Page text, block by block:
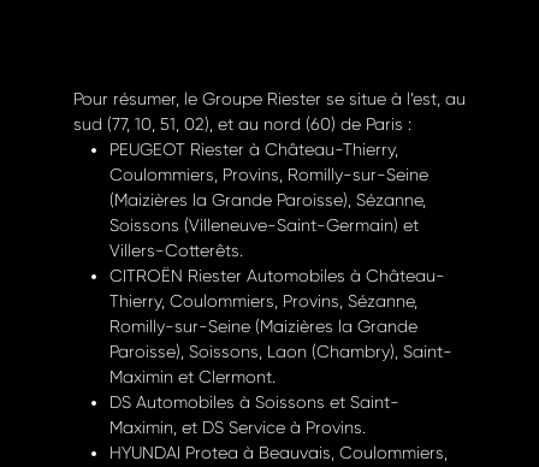
Pour résumer, le Groupe Riester se situe à l’est, au
sud (77, 10, 51, 02), et au nord (60) de Paris :
PEUGEOT Riester à Château-Thierry,
Coulommiers, Provins, Romilly-sur-Seine
(Maizières la Grande Paroisse), Sézanne,
Soissons (Villeneuve-Saint-Germain) et
Villers-Cotterêts.
CITROËN Riester Automobiles à Château-
Thierry, Coulommiers, Provins, Sézanne,
Romilly-sur-Seine (Maizières la Grande
Paroisse), Soissons, Laon (Chambry), Saint-
Maximin et Clermont.
DS Automobiles à Soissons et Saint-
Maximin, et DS Service à Provins.
HYUNDAI Protea à Beauvais, Coulommiers,